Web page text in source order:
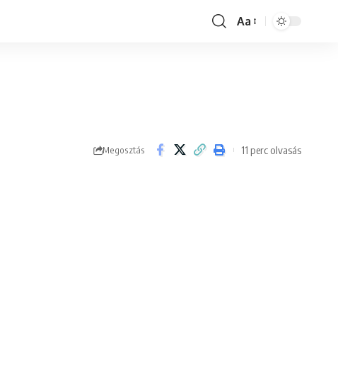
Font
Aa
Megosztás 11 perc olvasás